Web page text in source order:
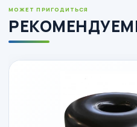
МОЖЕТ ПРИГОДИТЬСЯ